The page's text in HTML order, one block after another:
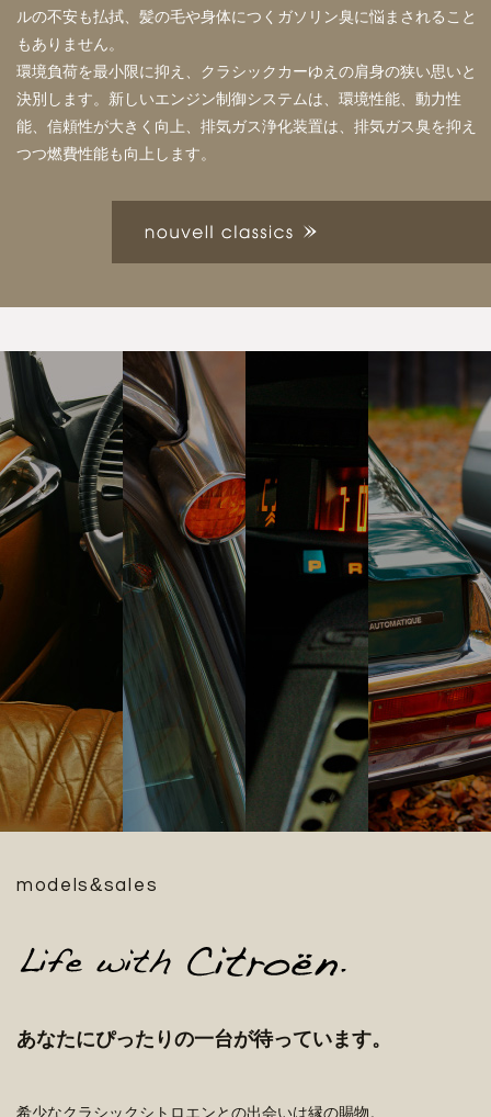
ルの不安も払拭、髪の毛や身体につくガソリン臭に悩まされること
もありません。
環境負荷を最小限に抑え、クラシックカーゆえの肩身の狭い思いと
決別します。新しいエンジン制御システムは、環境性能、動力性
能、信頼性が大きく向上、排気ガス浄化装置は、排気ガス臭を抑え
つつ燃費性能も向上します。
models&sales
あなたにぴったりの一台が待っています。
希少なクラシックシトロエンとの出会いは縁の賜物。